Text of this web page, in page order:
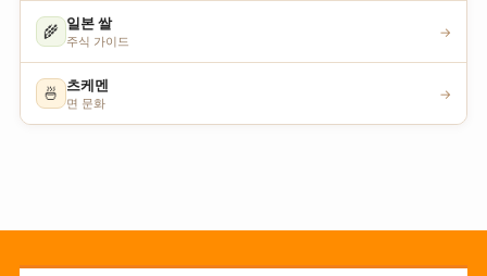
🌾 일본 쌀
주식 가이드
→
🍜 츠케멘
면 문화
→